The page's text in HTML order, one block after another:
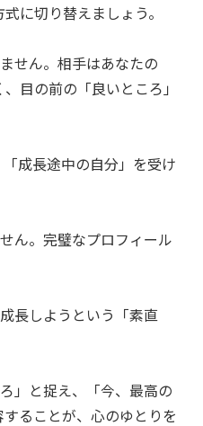
に切り替えましょう。
せん。相手はあなたの
目の前の「良いところ」
成長途中の自分」を受け
ん。完璧なプロフィール
長しようという「素直
」と捉え、「今、最高の
ることが、心のゆとりを